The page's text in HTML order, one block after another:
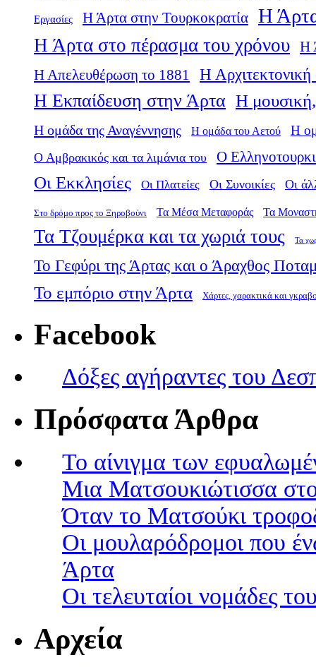
Εργασίες Η Άρτα στην Τουρκοκρατία Η
Η Άρτα στο πέρασμα του χρόνου Η
Η Απελευθέρωση το 1881
Η
Η Εκπαίδευση στην Άρτα Η μουσική,
Η ομάδα της Αναγέννησης Η ομάδα του Αετού Η
Ο Αμβρακικός και τα λιμάνια του Ο
Οι Εκκλησίες Οι Πλατείες Οι Συνοικίες Οι
Στο δρόμο προς το Ξηροβούνι Τα Μέσα Μεταφοράς Τα
Τα Τζουμέρκα και τα χωριά τους Τα
Το Γεφύρι της Άρτας και ο Άραχθος
Το εμπόριο στην Άρτα Χάρτες, χαρακτικά και
Facebook
Δόξες αγήραντες του
Πρόσφατα Άρθρα
Το αίνιγμα των
Μια Ματσουκιώτισσα
Όταν το Ματσούκι
Οι μουλαρόδρομοι που
Άρτα
Οι τελευταίοι νομάδες
Αρχεία